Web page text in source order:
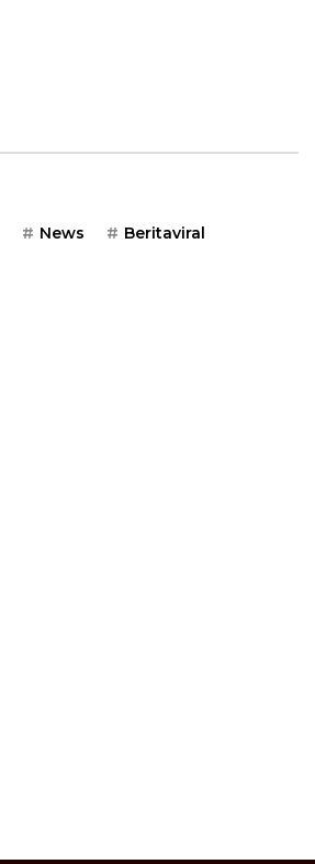
News Beritaviral